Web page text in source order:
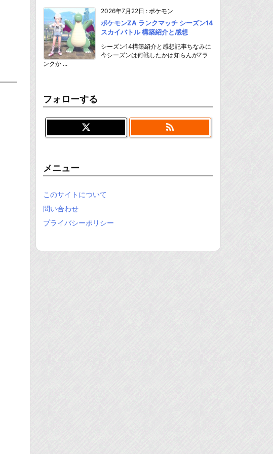
2026年7月22日 : ポケモン
ポケモンZA ランクマッチ シーズン14
スカイバトル 構築紹介と感想
シーズン14構築紹介と感想記事ちなみに
今シーズンは何戦したかは知らんがZラ
ンクか ...
フォローする

メニュー
このサイトについて
問い合わせ
プライバシーポリシー